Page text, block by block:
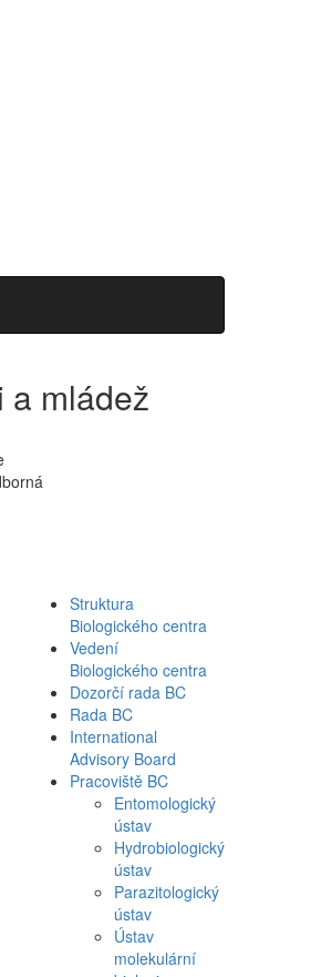
a mládež
Struktura
Biologického centra
Vedení
Biologického centra
Dozorčí rada BC
Rada BC
International
Advisory Board
Pracoviště BC
Entomologický
ústav
Hydrobiologický
ústav
Parazitologický
ústav
Ústav
molekulární